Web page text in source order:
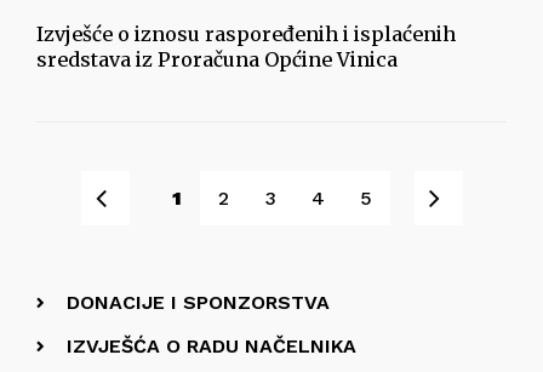
Izvješće o iznosu raspoređenih i isplaćenih
sredstava iz Proračuna Općine Vinica
Pret 1 2 3 4 5
DONACIJE I SPONZORSTVA
IZVJEŠĆA O RADU NAČELNIKA